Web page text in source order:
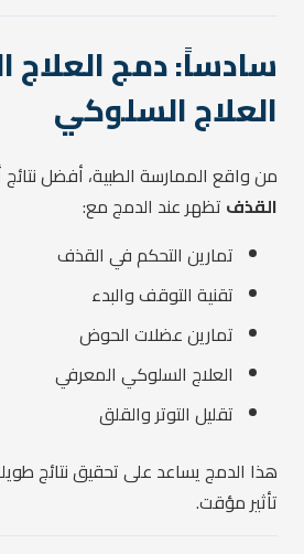
سادساً: دمج العلاج
العلاج السلوكي
من واقع الممارسة الطبية، أفضل نتائج
القذف تظهر عند الدمج مع:
تمارين التحكم في القذف
تقنية التوقف والبدء
تمارين عضلات الحوض
العلاج السلوكي المعرفي
تقليل التوتر والقلق
هذا الدمج يساعد على تحقيق نتائج
تأثير مؤقت.